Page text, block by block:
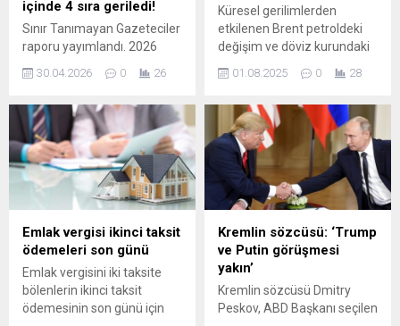
içinde 4 sıra geriledi!
Sınır Tanımayan Gazeteciler
raporu yayımlandı. 2026
verilerine göre, geçen yıl
159. sırada yer alan Türkiye,
içerisinde 163’üncü sıraya
geriledi.
30.04.2026 0 26
Küresel gerilimlerden
etkilenen Brent petroldeki
değişim ve döviz kurundaki
oynaklık akaryakıt fiyatlarını
etkiliyor. Son olarak ÖTV
tabela bir kez daha
değişiyor. Sektör
kaynaklarından edinilen
bilgiye göre cumartesi gece
01.08.2025 0 28
Emlak vergisi ikinci taksit
ödemeleri son günü
Emlak vergisini iki taksite
bölenlerin ikinci taksit
ödemesinin son günü için
Kremlin sözcüsü: ‘Trump
ve Putin görüşmesi
yakın’
Kremlin sözcüsü Dmitry
Peskov, ABD Başkanı seçilen